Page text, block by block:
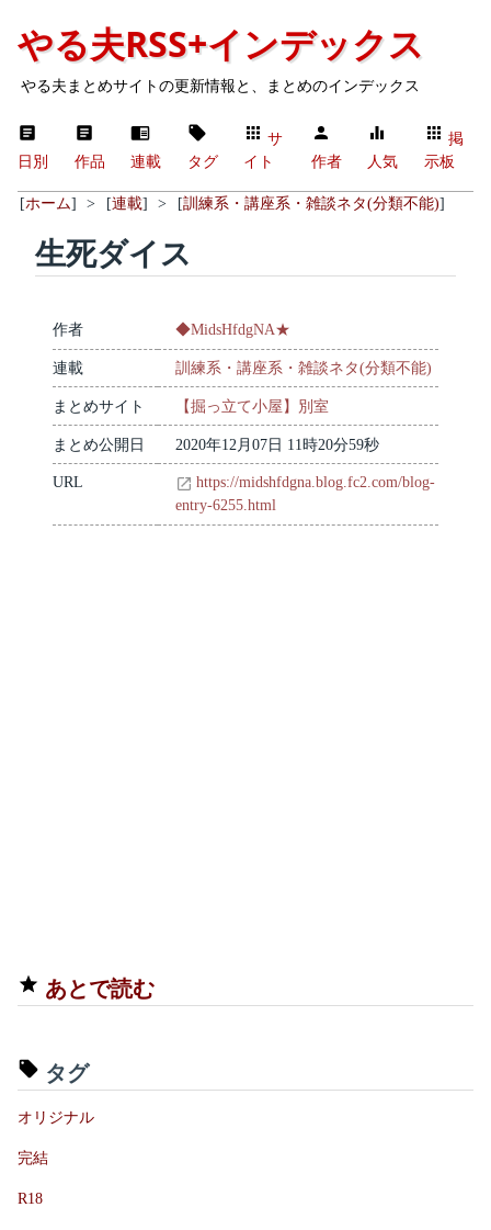
やる夫RSS+インデックス
やる夫まとめサイトの更新情報と、まとめのインデックス
日別 作品 連載 タグ
サ
イト
作者 人気
掲
示板
[ホーム] > [連載] > [訓練系・講座系・雑談ネタ(分類不能)]
生死ダイス
作者 ◆MidsHfdgNA★
連載 訓練系・講座系・雑談ネタ(分類不能)
まとめサイト 【掘っ立て小屋】別室
まとめ公開日 2020年12月07日 11時20分59秒
URL
https://midshfdgna.blog.fc2.com/blog-
entry-6255.html
あとで読む
タグ
オリジナル
完結
R18